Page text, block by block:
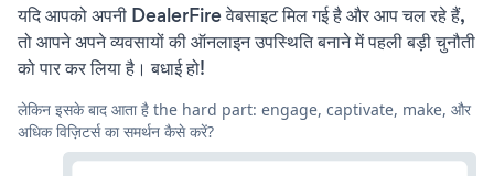
यदि आपको अपनी DealerFire वेबसाइट मिल गई है और आप चल रहे हैं,
तो आपने अपने व्यवसायों की ऑनलाइन उपस्थिति बनाने में पहली बड़ी चुनौती
को पार कर लिया है। बधाई हो!
लेकिन इसके बाद आता है the hard part: engage, captivate, make, और
अधिक विज़िटर्स का समर्थन कैसे करें?